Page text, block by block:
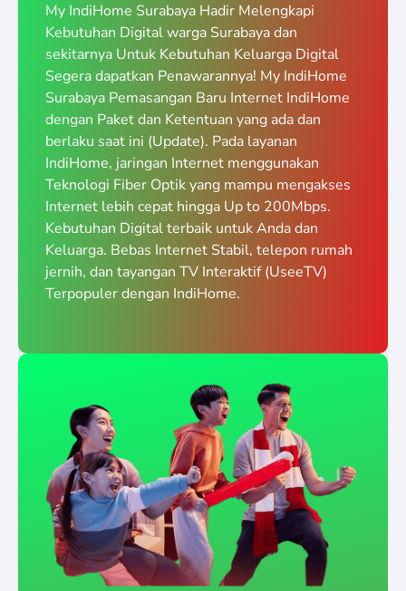
My IndiHome Surabaya Hadir Melengkapi
Kebutuhan Digital warga Surabaya dan
sekitarnya Untuk Kebutuhan Keluarga Digital
Segera dapatkan Penawarannya! My IndiHome
Surabaya Pemasangan Baru Internet IndiHome
dengan Paket dan Ketentuan yang ada dan
berlaku saat ini (Update). Pada layanan
IndiHome, jaringan Internet menggunakan
Teknologi Fiber Optik yang mampu mengakses
Internet lebih cepat hingga Up to 200Mbps.
Kebutuhan Digital terbaik untuk Anda dan
Keluarga. Bebas Internet Stabil, telepon rumah
jernih, dan tayangan TV Interaktif (UseeTV)
Terpopuler dengan IndiHome.